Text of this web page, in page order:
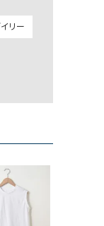
ーバーオール）
リー